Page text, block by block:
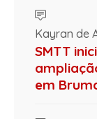
Kayran de
SMTT
em